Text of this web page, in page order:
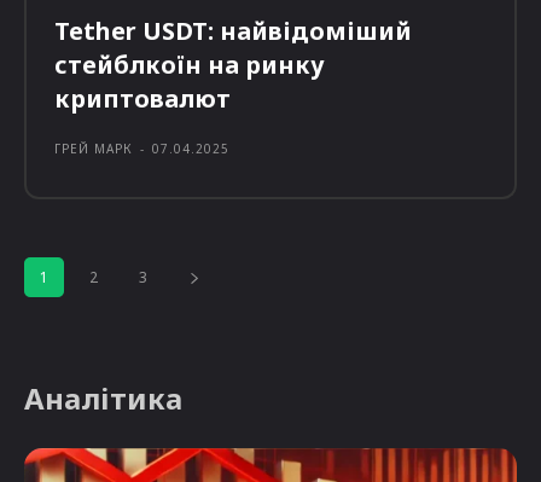
Tether USDT: найвідоміший
стейблкоїн на ринку
криптовалют
ГРЕЙ МАРК - 07.04.2025
1 2 3
Аналітика